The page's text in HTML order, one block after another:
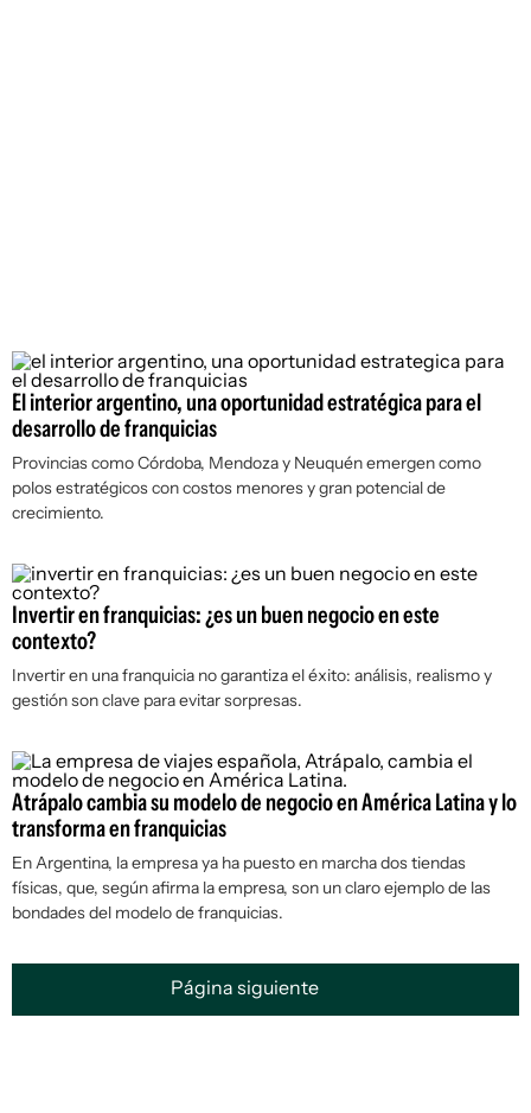
El interior argentino, una oportunidad estratégica para el
desarrollo de franquicias
Provincias como Córdoba, Mendoza y Neuquén emergen como
polos estratégicos con costos menores y gran potencial de
crecimiento.
Invertir en franquicias: ¿es un buen negocio en este
contexto?
Invertir en una franquicia no garantiza el éxito: análisis, realismo y
gestión son clave para evitar sorpresas.
Atrápalo cambia su modelo de negocio en América Latina y lo
transforma en franquicias
En Argentina, la empresa ya ha puesto en marcha dos tiendas
físicas, que, según afirma la empresa, son un claro ejemplo de las
bondades del modelo de franquicias.
Página siguiente